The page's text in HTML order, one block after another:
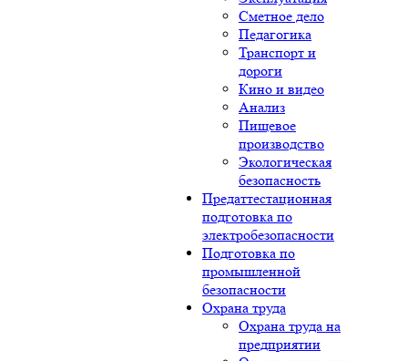
Сметное дело
Педагогика
Транспорт и
дороги
Кино и видео
Анализ
Пищевое
производство
Экологическая
безопасность
Предаттестационная
подготовка по
электробезопасности
Подготовка по
промышленной
безопасности
Охрана труда
Охрана труда на
предприятии